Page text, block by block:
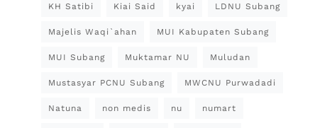
KH Satibi Kiai Said kyai LDNU Subang
Majelis Waqi`ahan MUI Kabupaten Subang
MUI Subang Muktamar NU Muludan
Mustasyar PCNU Subang MWCNU Purwadadi
Natuna non medis nu numart